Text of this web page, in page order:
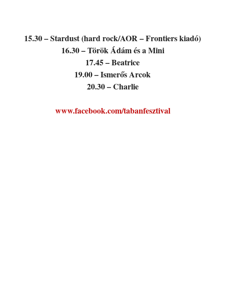
15.30 – Stardust (hard rock/AOR – Frontiers kiadó)
16.30 – Török Ádám és a Mini
17.45 – Beatrice
19.00 – Ismerős Arcok
20.30 – Charlie
www.facebook.com/tabanfesztival